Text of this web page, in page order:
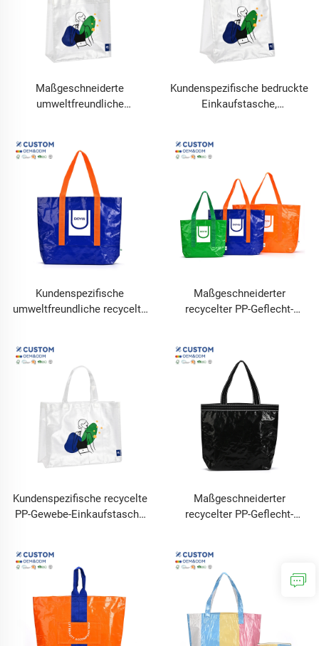
Maßgeschneiderte
umweltfreundliche
recyceltem PP-Geflecht,
wasserdichte, langlebige
Einkaufstasche mit
laminiertem Logo,
langlebiger Druck
Kundenspezifische bedruckte
Einkaufstasche,
Geflecht-Tasche mit
Kundenspezifische
umweltfreundliche recycelte
Einkaufstasche, wasserdicht,
langlebig, Logo-Laminierung,
langlebiger Druck
Maßgeschneiderter
recycelter PP-Geflecht-
wiederverwendbare
Einkaufstasche mit Logo
laminiert wasserfest und
langlebig
Kundenspezifische recycelte
PP-Gewebe-Einkaufstasche
Lebensmitteleinkaufstasche
wasserdicht langlebig Logo
laminiert Bildschirmmuster
Maßgeschneiderter
recycelter PP-Geflecht-
wiederverwendbare
Einkaufstasche mit Logo
laminiert wasserfest und
langlebig